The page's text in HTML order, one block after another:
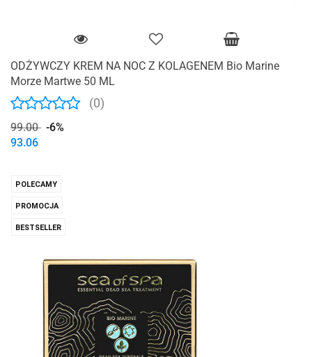
ODŻYWCZY KREM NA NOC Z KOLAGENEM Bio Marine
Morze Martwe 50 ML
(0)
99.00 -6%
93.06
POLECAMY
PROMOCJA
BESTSELLER